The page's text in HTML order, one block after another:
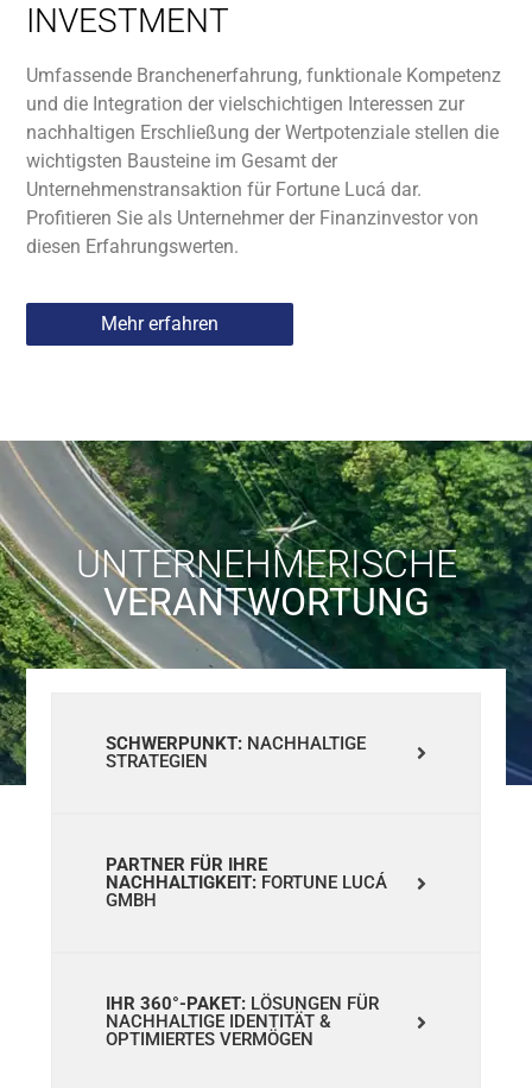
INVESTMENT
Umfassende Branchenerfahrung, funktionale Kompetenz
und die Integration der vielschichtigen Interessen zur
nachhaltigen Erschließung der Wertpotenziale stellen die
wichtigsten Bausteine im Gesamt der
Unternehmenstransaktion für Fortune Lucá dar.
Profitieren Sie als Unternehmer der Finanzinvestor von
diesen Erfahrungswerten.
Mehr erfahren
UNTERNEHMERISCHE
VERANTWORTUNG
SCHWERPUNKT:NACHHALTIGE
STRATEGIEN
PARTNER FÜR IHRE
NACHHALTIGKEIT:FORTUNE LUCÁ
GMBH
IHR 360°-PAKET:LÖSUNGEN FÜR
NACHHALTIGE IDENTITÄT &
OPTIMIERTES VERMÖGEN